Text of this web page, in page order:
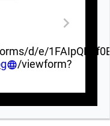
d/e/
/viewform?